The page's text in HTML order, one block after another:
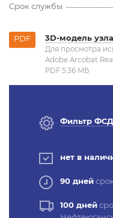
Срок службы
PDF 3D-модель узла
Для просмотра
Adobe Arcobat
PDF 5.36 MБ
Фильтр
нет в
90 дней
100 дней